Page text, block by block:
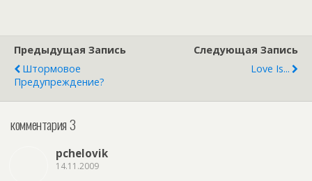
Предыдущая Запись
Штормовое
Предупреждение?
Следующая Запись
Love Is...
комментария 3
pchelovik
14.11.2009